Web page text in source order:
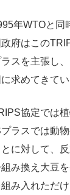
年WTOと同
府はこの
スを主張し
求めてきてい
協定では
ラスでは動
に対して、反
み換え大豆
み入れただ